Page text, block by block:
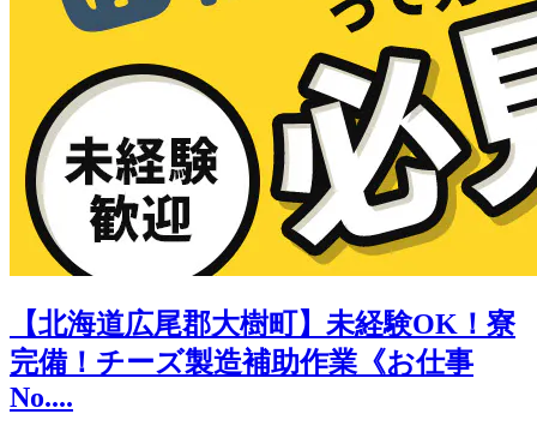
【北海道広尾郡大樹町】未経験OK！寮
完備！チーズ製造補助作業《お仕事
No....